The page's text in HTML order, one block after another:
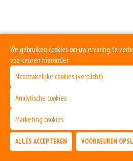
We gebruiken cookies om uw ervaring te
voorkeuren hieronder
Noodzakelijke cookies (verplicht)
Analytische cookies
Marketing cookies
ALLES ACCEPTEREN VOORKEUREN